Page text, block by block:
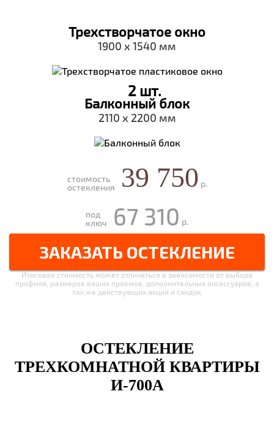
Трехстворчатое окно
1900 х 1540 мм
2 шт.
Балконный блок
2110 х 2200 мм
стоимость
остекления
39 750 р.
под
ключ
67 310 р.
ЗАКАЗАТЬ ОСТЕКЛЕНИЕ
Итоговая стоимость может отличаться в зависимости от выбора
профиля, размеров ваших проемов, дополнительных аксессуаров, а
так же действующих акций и скидок.
ОСТЕКЛЕНИЕ
ТРЕХКОМНАТНОЙ КВАРТИРЫ
И-700А